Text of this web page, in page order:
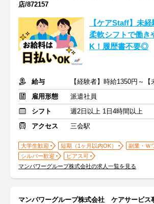
店/872157
【ケアStaff】未
柔軟シフトで働き
K！履歴書不要◎
給与
雇用形態
派遣社員
シフト
週2日以上 1日4時間以上
アクセス
三会駅
大学生歓迎 短期（1ヶ月以内OK）
副業・Ｗ
シルバー歓迎
ピアス可
マンパワーグループ株式会社の求人一覧を見る
マンパワーグループ株式会社 ケアサービ